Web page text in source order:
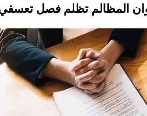
المظالم تظلم فصل